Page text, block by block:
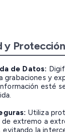
y
de Datos:
grabaciones y
esté
Utiliza
de extremo a